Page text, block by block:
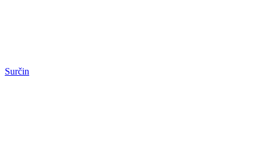
Surčin